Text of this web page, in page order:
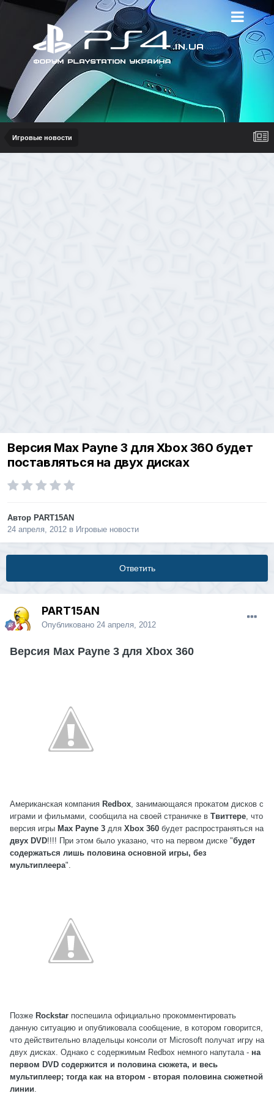
Игровые новости
Версия Max Payne 3 для Xbox 360 будет
поставляться на двух дисках
Автор PART15AN
24 апреля, 2012 в Игровые новости
Ответить
PART15AN
Опубликовано 24 апреля, 2012
Версия Max Payne 3 для Xbox 360
Американская компания Redbox, занимающаяся прокатом дисков с
играми и фильмами, сообщила на своей страничке в Твиттере, что
версия игры Max Payne 3 для Xbox 360 будет распространяться на
двух DVD!!!! При этом было указано, что на первом диске "будет
содержаться лишь половина основной игры, без
мультиплеера".
Позже Rockstar поспешила официально прокомментировать
данную ситуацию и опубликовала сообщение, в котором говорится,
что действительно владельцы консоли от Microsoft получат игру на
двух дисках. Однако с содержимым Redbox немного напутала - на
первом DVD содержится и половина сюжета, и весь
мультиплеер; тогда как на втором - вторая половина сюжетной
линии.